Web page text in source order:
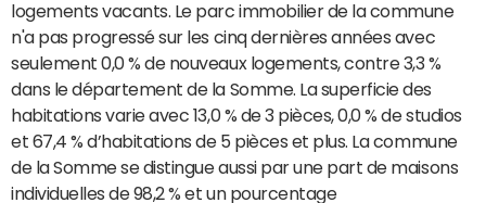
logements vacants. Le parc immobilier de la commune
n'a pas progressé sur les cinq dernières années avec
seulement 0,0 % de nouveaux logements, contre 3,3 %
dans le département de la Somme. La superficie des
habitations varie avec 13,0 % de 3 pièces, 0,0 % de studios
et 67,4 % d’habitations de 5 pièces et plus. La commune
de la Somme se distingue aussi par une part de maisons
individuelles de 98,2 % et un pourcentage